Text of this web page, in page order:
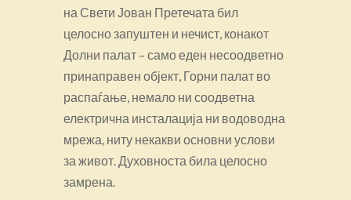
на Свети Јован Претечата бил
целосно запуштен и нечист, конакот
Долни палат – само еден несоодветно
принаправен објект, Горни палат во
распаѓање, немало ни соодветна
електрична инсталација ни водоводна
мрежа, ниту некакви основни услови
за живот. Духовноста била целосно
замрена.